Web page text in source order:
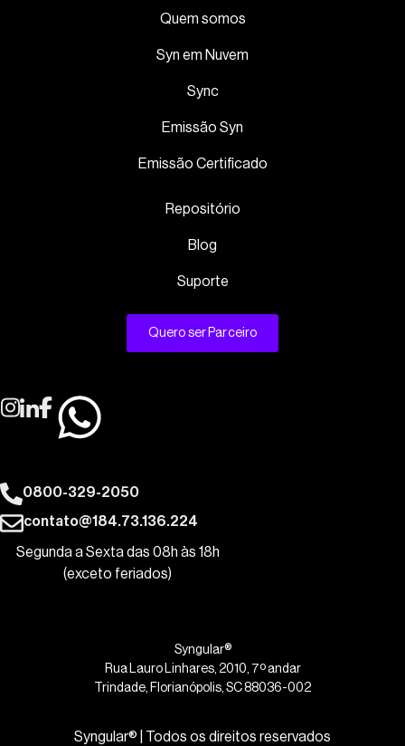
Quem somos
Syn em Nuvem
Sync
Emissão Syn
Emissão Certificado
Repositório
Blog
Suporte
Quero ser Parceiro
0800-329-2050
contato@184.73.136.224
Segunda a Sexta das 08h às 18h
(exceto feriados)
Syngular®
Rua Lauro Linhares, 2010, 7º andar
Trindade, Florianópolis, SC 88036-002
Syngular® | Todos os direitos reservados